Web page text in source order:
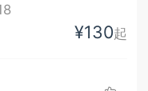
¥130起